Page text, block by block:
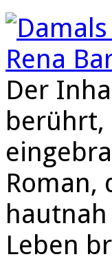
Der
berührt,
Roman,
Leben